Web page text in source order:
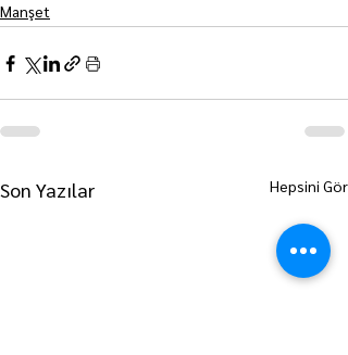
Manşet
Son Yazılar Hepsini Gör